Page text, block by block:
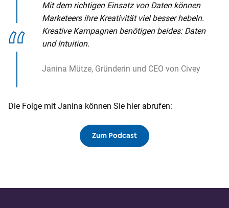
Mit dem richtigen Einsatz von Daten können
Marketeers ihre Kreativität viel besser hebeln.
Kreative Kampagnen benötigen beides: Daten
und Intuition.
Janina Mütze, Gründerin und CEO von Civey
Die Folge mit Janina können Sie hier abrufen:
Zum Podcast